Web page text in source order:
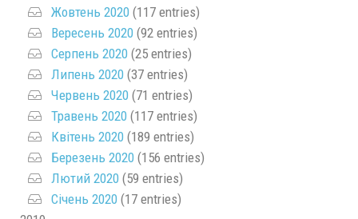
Жовтень 2020 (117 entries)
Вересень 2020 (92 entries)
Серпень 2020 (25 entries)
Липень 2020 (37 entries)
Червень 2020 (71 entries)
Травень 2020 (117 entries)
Квітень 2020 (189 entries)
Березень 2020 (156 entries)
Лютий 2020 (59 entries)
Січень 2020 (17 entries)